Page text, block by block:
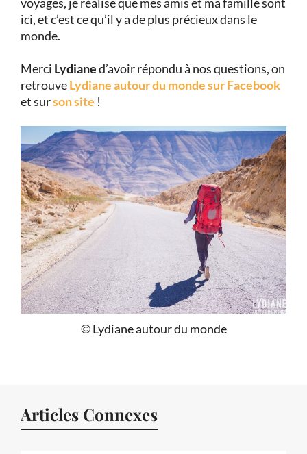
ici, et c’est ce qu’il y a de plus précieux dans le
monde.
Merci Lydianed’avoir répondu à nos questions, on
retrouveLydiane autour du monde sur Facebook
et surson site !
© Lydiane autour du monde
Articles Connexes